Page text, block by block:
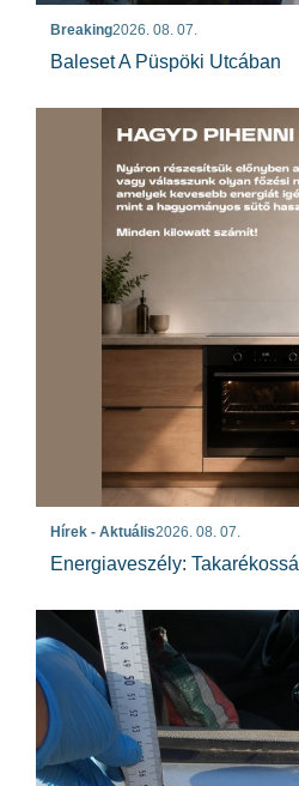
Breaking2026. 08. 07.
Baleset A Püspöki Utcában
Hírek - Aktuális2026. 08. 07.
Energiaveszély: